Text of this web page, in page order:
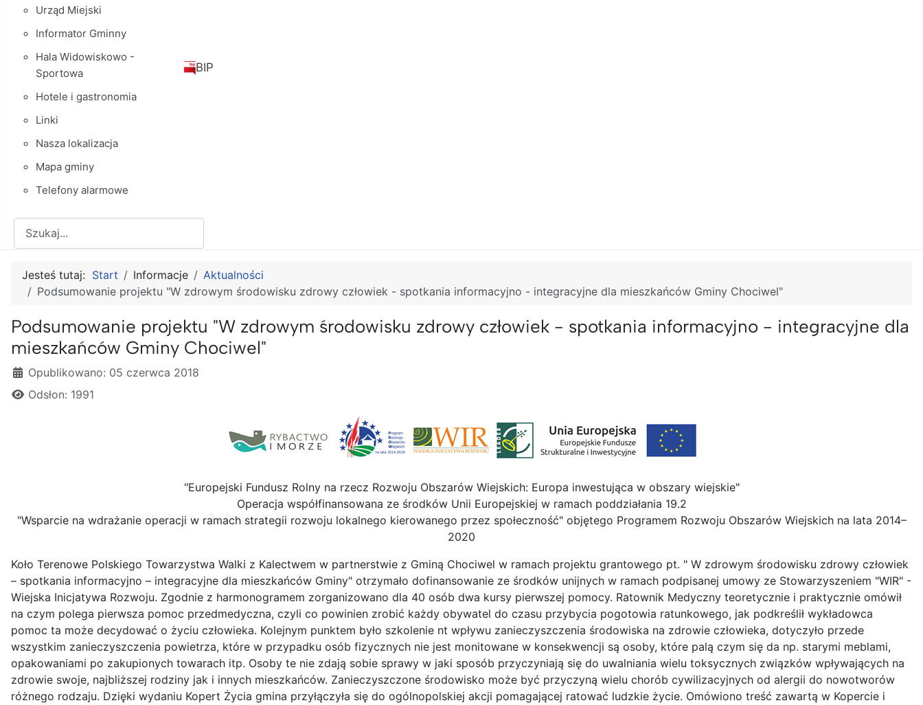
Urząd Miejski
Informator Gminny
Hala Widowiskowo -
Sportowa
Hotele i gastronomia
Linki
Nasza lokalizacja
Mapa gminy
Telefony alarmowe
BIP
Jesteś tutaj: Start Informacje
Aktualności
Podsumowanie projektu "W zdrowym środowisku zdrowy człowiek - spotkania informacyjno - integracyjne dla mieszkańców Gminy Chociwel"
Podsumowanie projektu "W zdrowym środowisku zdrowy człowiek - spotkania informacyjno - integracyjne dla
mieszkańców Gminy Chociwel"
Szczegóły
Opublikowano: 05 czerwca 2018
Odsłon: 1991
"Europejski Fundusz Rolny na rzecz Rozwoju Obszarów Wiejskich: Europa inwestująca w obszary wiejskie"
Operacja współfinansowana ze środków Unii Europejskiej w ramach poddziałania 19.2
"Wsparcie na wdrażanie operacji w ramach strategii rozwoju lokalnego kierowanego przez społeczność" objętego Programem Rozwoju Obszarów Wiejskich na lata 2014–
2020
Koło Terenowe Polskiego Towarzystwa Walki z Kalectwem w partnerstwie z Gminą Chociwel w ramach projektu grantowego pt. " W zdrowym środowisku zdrowy człowiek
– spotkania informacyjno – integracyjne dla mieszkańców Gminy" otrzymało dofinansowanie ze środków unijnych w ramach podpisanej umowy ze Stowarzyszeniem "WIR" -
Wiejska Inicjatywa Rozwoju. Zgodnie z harmonogramem zorganizowano dla 40 osób dwa kursy pierwszej pomocy. Ratownik Medyczny teoretycznie i praktycznie omówił
na czym polega pierwsza pomoc przedmedyczna, czyli co powinien zrobić każdy obywatel do czasu przybycia pogotowia ratunkowego, jak podkreślił wykładowca
pomoc ta może decydować o życiu człowieka. Kolejnym punktem było szkolenie nt wpływu zanieczyszczenia środowiska na zdrowie człowieka, dotyczyło przede
wszystkim zanieczyszczenia powietrza, które w przypadku osób fizycznych nie jest monitowane w konsekwencji są osoby, które palą czym się da np. starymi meblami,
opakowaniami po zakupionych towarach itp. Osoby te nie zdają sobie sprawy w jaki sposób przyczyniają się do uwalniania wielu toksycznych związków wpływających na
zdrowie swoje, najbliższej rodziny jak i innych mieszkańców. Zanieczyszczone środowisko może być przyczyną wielu chorób cywilizacyjnych od alergii do nowotworów
różnego rodzaju. Dzięki wydaniu Kopert Życia gmina przyłączyła się do ogólnopolskiej akcji pomagającej ratować ludzkie życie. Omówiono treść zawartą w Kopercie i